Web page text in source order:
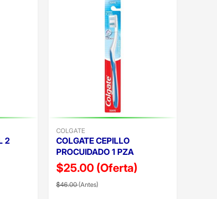
2
COLGATE
COLGATE CEPILLO
PROCUIDADO 1 PZA
$25.00 (Oferta)
Precio reducido de
$46.00(Antes)(Oferta)